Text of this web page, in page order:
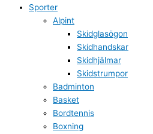
Sporter
Alpint
Skidglasögon
Skidhandskar
Skidhjälmar
Skidstrumpor
Badminton
Basket
Bordtennis
Boxning